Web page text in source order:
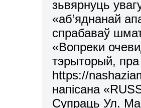
зьвярнуць
«аб’яднанай
спрабаваў
«Вопреки
тэрыторый, пра
https://
напісана
Супраць Ул.